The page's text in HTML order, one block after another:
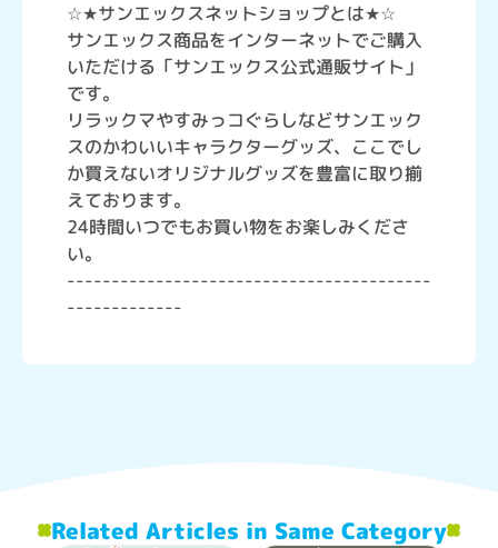
☆★サンエックスネットショップとは★☆
サンエックス商品をインターネットでご購入
いただける「サンエックス公式通販サイト」
です。
リラックマやすみっコぐらしなどサンエック
スのかわいいキャラクターグッズ、ここでし
か買えないオリジナルグッズを豊富に取り揃
えております。
24時間いつでもお買い物をお楽しみくださ
い。
-----------------------------------------
-------------
Related Articles in Same Category